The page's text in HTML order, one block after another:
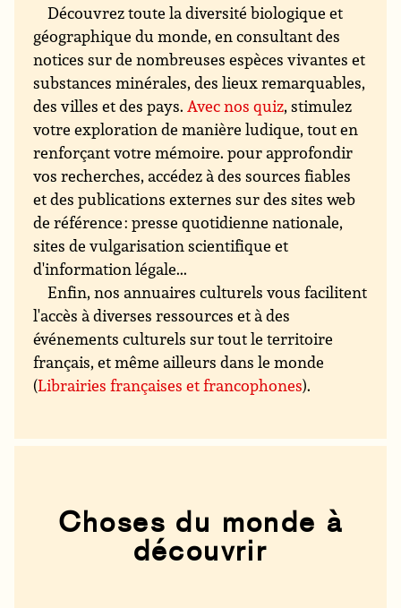
Découvrez toute la diversité biologique et
géographique du monde, en consultant des
notices sur de nombreuses espèces vivantes et
substances minérales, des lieux remarquables,
des villes et des pays. Avec nos quiz, stimulez
votre exploration de manière ludique, tout en
renforçant votre mémoire. pour approfondir
vos recherches, accédez à des sources fiables
et des publications externes sur des sites web
de référence : presse quotidienne nationale,
sites de vulgarisation scientifique et
d'information légale...
Enfin, nos annuaires culturels vous facilitent
l'accès à diverses ressources et à des
événements culturels sur tout le territoire
français, et même ailleurs dans le monde
(Librairies françaises et francophones).
Choses du monde à
découvrir